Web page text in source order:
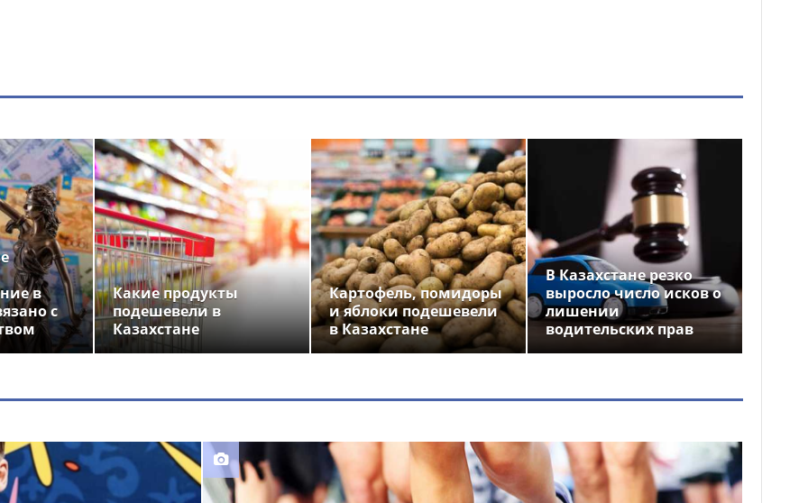
в
с
Какие продукты
подешевели в
Казахстане
Картофель, помидоры
и яблоки подешевели
в Казахстане
В Казахстане резко
выросло число исков о
лишении
водительских прав